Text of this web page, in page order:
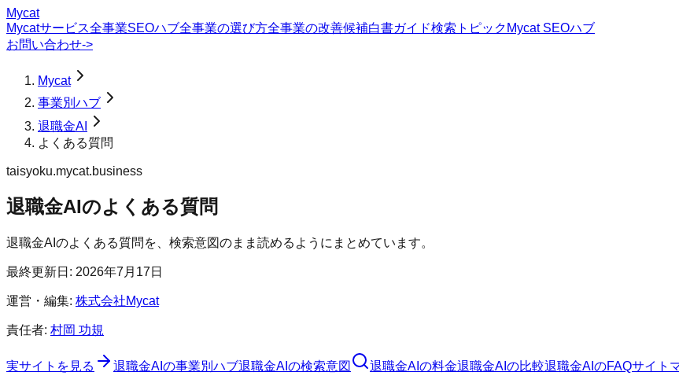
Mycat
Mycatサービス全事業SEOハブ全事業の選び方全事業の改善候補白書ガイド検索トピック Mycat SEOハブ
お問い合わせ->
Mycat
事業別ハブ
退職金AI
よくある質問
taisyoku.mycat.business
退職金AIのよくある質問
退職金AIのよくある質問を、検索意図のまま読めるようにまとめています。
最終更新日: 2026年7月17日
運営・編集: 株式会社Mycat
責任者: 村岡 功規
実サイトを見る 退職金AI の事業別ハブ退職金AI の検索意図 退職金AI の料金退職金AI の比較退職金AI のFAQサイト